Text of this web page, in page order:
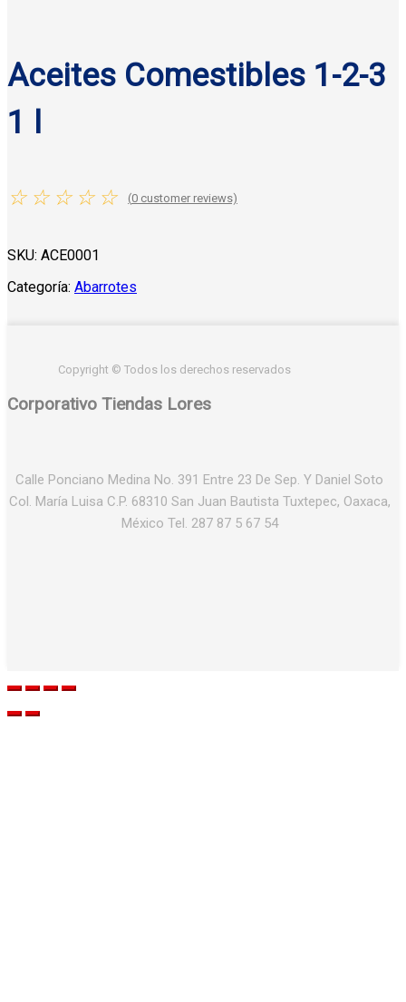
Aceites Comestibles 1-2-3
1 l
☆ ☆ ☆ ☆ ☆ (0 customer reviews)
SKU: ACE0001
Categoría: Abarrotes
Copyright © Todos los derechos reservados
Corporativo Tiendas Lores
Calle Ponciano Medina No. 391 Entre 23 De Sep. Y Daniel Soto
Col. María Luisa C.P. 68310 San Juan Bautista Tuxtepec, Oaxaca,
México Tel. 287 87 5 67 54